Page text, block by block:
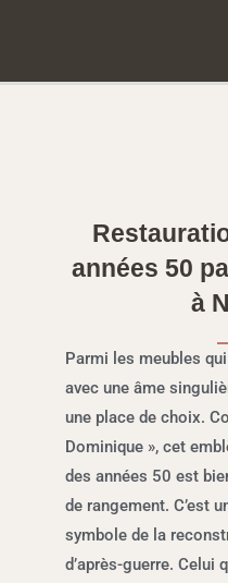
années 50
à
Parmi les meubles
avec une âme
une place de choix.
Dominique », cet
des années 50 est
de rangement. C’est
symbole de la
d’après-guerre. Celui